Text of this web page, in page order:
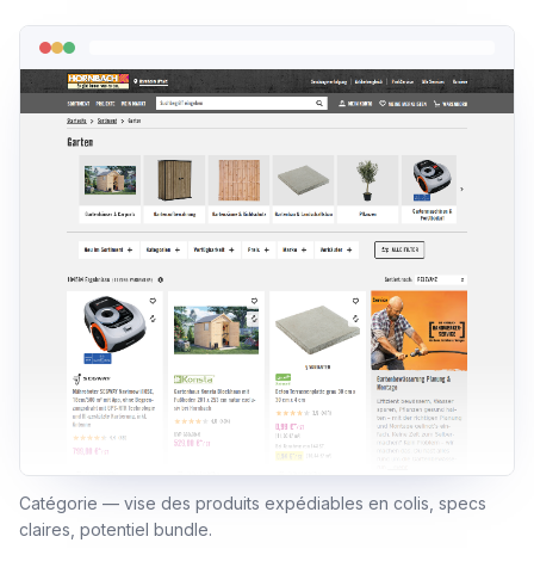
Catégorie — vise des produits expédiables en colis, specs
claires, potentiel bundle.